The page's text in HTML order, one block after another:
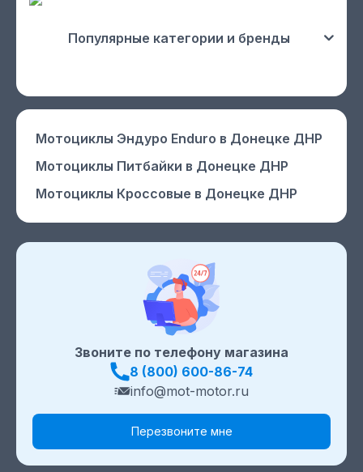
Звоните по телефону магазина
8 (800) 600-86-74
info@mot-motor.ru
Перезвоните мне
Популярные категории и бренды
Мотоциклы Эндуро Enduro в Донецке ДНР
Мотоциклы Питбайки в Донецке ДНР
Мотоциклы Кроссовые в Донецке ДНР